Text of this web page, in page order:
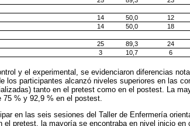
14 50,0 12
14 50,0 18
25 89,3 24
3 10,7 6
y el experimental, se evidenciaron diferencias
los participantes alcanzó niveles superiores en las
tanto en el pretest como en el postest. La
75 % y 92,9 % en el postest.
en las seis sesiones del Taller de Enfermería
pretest, la mayoría se encontraba en nivel inicio en